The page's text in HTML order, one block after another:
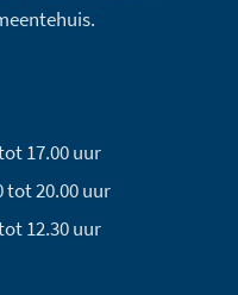
17.00 uur
tot 20.00 uur
12.30 uur